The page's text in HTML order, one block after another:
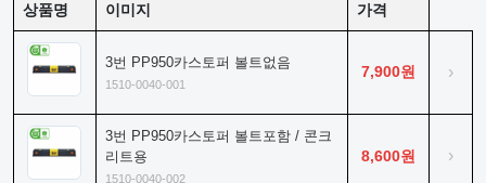
상품명 이미지 가격
3번 PP950카스토퍼 볼트없음
1510-0040-001
7,900원 ›
3번 PP950카스토퍼 볼트포함 / 콘크
리트용
1510-0040-002
8,600원 ›